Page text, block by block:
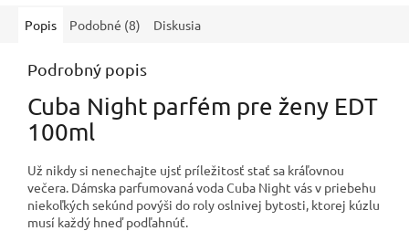
Popis Podobné (8) Diskusia
Podrobný popis
Cuba Night parfém pre ženy EDT
100ml
Už nikdy si nenechajte ujsť príležitosť stať sa kráľovnou
večera. Dámska parfumovaná voda Cuba Night vás v priebehu
niekoľkých sekúnd povýši do roly oslnivej bytosti, ktorej kúzlu
musí každý hneď podľahnúť.